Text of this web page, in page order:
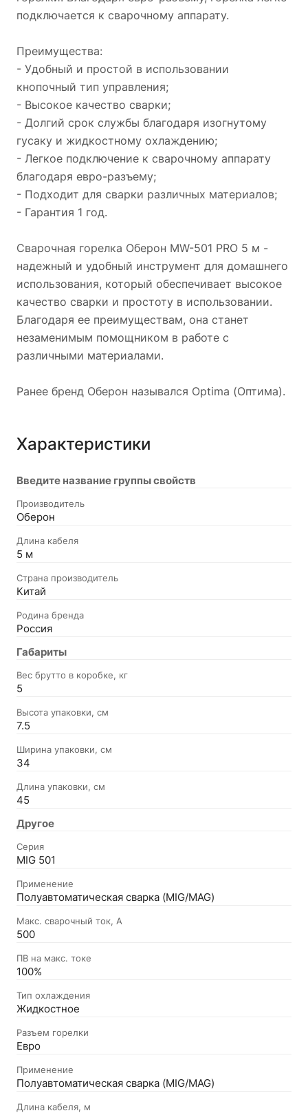
подключается к сварочному аппарату.
Преимущества:
- Удобный и простой в использовании
кнопочный тип управления;
- Высокое качество сварки;
- Долгий срок службы благодаря изогнутому
гусаку и жидкостному охлаждению;
- Легкое подключение к сварочному аппарату
благодаря евро-разъему;
- Подходит для сварки различных материалов;
- Гарантия 1 год.
Сварочная горелка Оберон MW-501 PRO 5 м -
надежный и удобный инструмент для домашнего
использования, который обеспечивает высокое
качество сварки и простоту в использовании.
Благодаря ее преимуществам, она станет
незаменимым помощником в работе с
различными материалами.
Ранее бренд Оберон назывался Optima (Оптима).
Характеристики
Введите название группы свойств
Производитель
Оберон
Длина кабеля
5 м
Страна производитель
Китай
Родина бренда
Россия
Габариты
Вес брутто в коробке, кг
5
Высота упаковки, см
7.5
Ширина упаковки, см
34
Длина упаковки, см
45
Другое
Серия
MIG 501
Применение
Полуавтоматическая сварка (MIG/MAG)
Макс. сварочный ток, А
500
ПВ на макс. токе
100%
Тип охлаждения
Жидкостное
Разъем горелки
Евро
Применение
Полуавтоматическая сварка (MIG/MAG)
Длина кабеля, м